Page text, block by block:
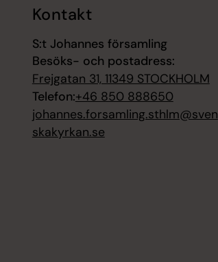
Kontakt
S:t Johannes församling
Besöks- och postadress:
Frejgatan 31, 11349 STOCKHOLM
Telefon:+46 850 888650
johannes.forsamling.sthlm@sven
skakyrkan.se